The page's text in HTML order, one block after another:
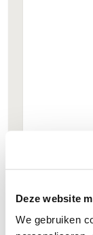
Deze website
We gebruiken